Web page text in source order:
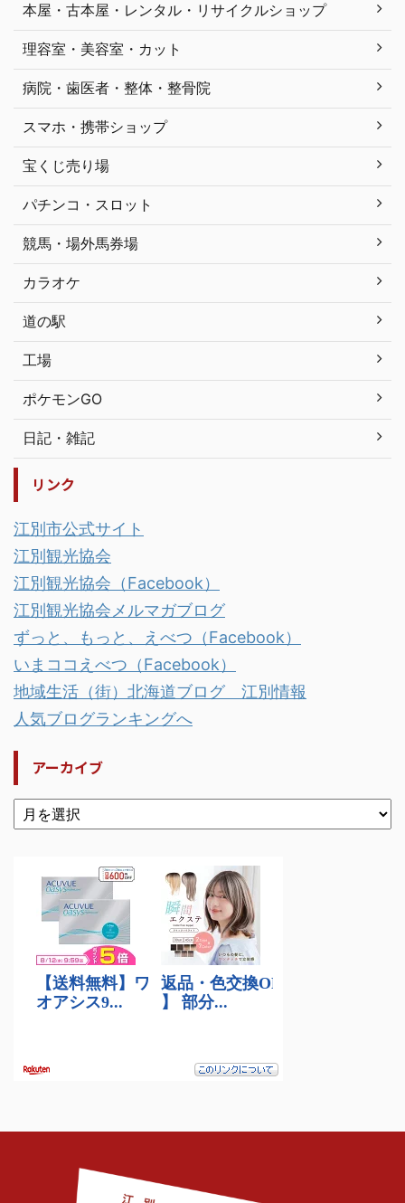
本屋・古本屋・レンタル・リサイクルショップ
理容室・美容室・カット
病院・歯医者・整体・整骨院
スマホ・携帯ショップ
宝くじ売り場
パチンコ・スロット
競馬・場外馬券場
カラオケ
道の駅
工場
ポケモンGO
日記・雑記
リンク
江別市公式サイト
江別観光協会
江別観光協会（Facebook）
江別観光協会メルマガブログ
ずっと、もっと、えべつ（Facebook）
いまココえべつ（Facebook）
地域生活（街）北海道ブログ 江別情報
人気ブログランキングへ
アーカイブ